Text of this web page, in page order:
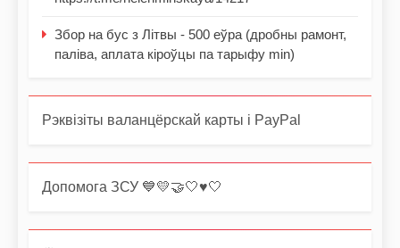
Збор на бус з Літвы - 500 еўра (дробны рамонт,
паліва, аплата кіроўцы па тарыфу min)
Рэквізіты валанцёрскай карты і PayPal
Допомога ЗСУ 💙💛🤝🤍♥️🤍